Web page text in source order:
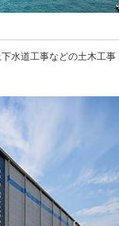
水道工事などの土木工事